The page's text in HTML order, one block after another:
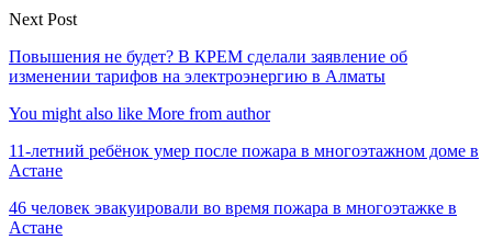
Next Post
Повышения не будет? В КРЕМ сделали заявление об
изменении тарифов на электроэнергию в Алматы
You might also like More from author
11-летний ребёнок умер после пожара в многоэтажном доме в
Астане
46 человек эвакуировали во время пожара в многоэтажке в
Астане